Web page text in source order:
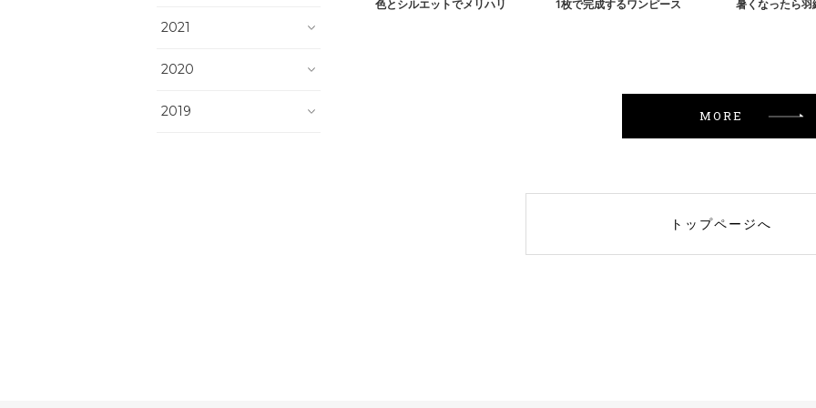
色とシルエットでメリハリ 1枚で完成するワンピース 暑くなったら羽
MORE
トップページへ
2021
2020
2019